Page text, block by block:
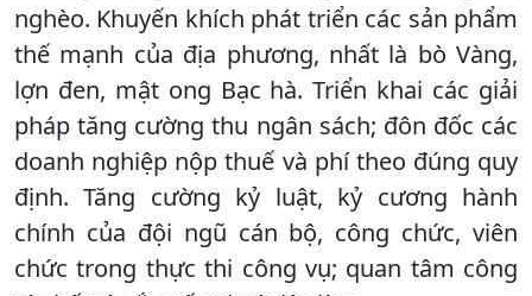
nghèo. Khuyến khích phát triển các sản phẩm
thế mạnh của địa phương, nhất là bò Vàng,
lợn đen, mật ong Bạc hà. Triển khai các giải
pháp tăng cường thu ngân sách; đôn đốc các
doanh nghiệp nộp thuế và phí theo đúng quy
định. Tăng cường kỷ luật, kỷ cương hành
chính của đội ngũ cán bộ, công chức, viên
chức trong thực thi công vụ; quan tâm công